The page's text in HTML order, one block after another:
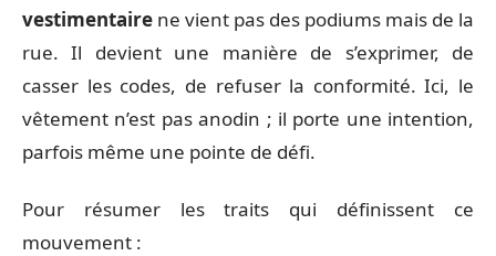
vestimentaire ne vient pas des podiums mais de la
rue. Il devient une manière de s’exprimer, de
casser les codes, de refuser la conformité. Ici, le
vêtement n’est pas anodin ; il porte une intention,
parfois même une pointe de défi.
Pour résumer les traits qui définissent ce
mouvement :